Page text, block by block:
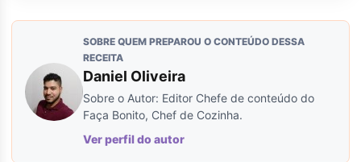
SOBRE QUEM PREPAROU O CONTEÚDO DESSA
RECEITA
Daniel Oliveira
Sobre o Autor: Editor Chefe de conteúdo do
Faça Bonito, Chef de Cozinha.
Ver perfil do autor